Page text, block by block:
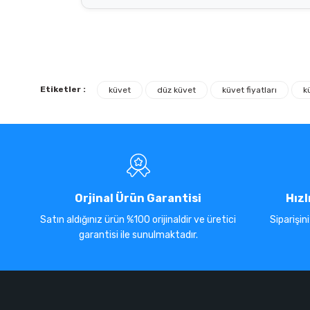
Etiketler : küvet düz küvet küvet fiyatları
Orjinal Ürün Garantisi
Satın aldığınız ürün %100 orijinaldir ve üretici
garantisi ile sunulmaktadır.